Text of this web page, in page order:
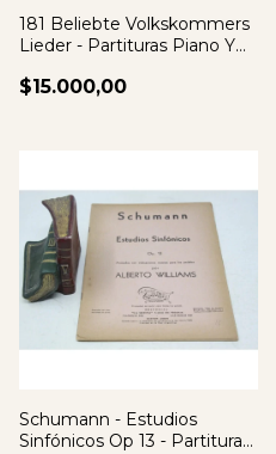
181 Beliebte Volkskommers
Lieder - Partituras Piano Y
$15.000,00
Schumann - Estudios
Sinfónicos Op 13 - Partituras